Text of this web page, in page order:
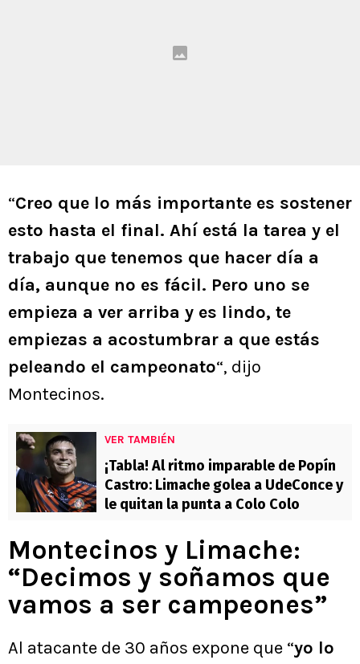
“Creo que lo más importante es sostener
esto hasta el final. Ahí está la tarea y el
trabajo que tenemos que hacer día a
día, aunque no es fácil. Pero uno se
empieza a ver arriba y es lindo, te
empiezas a acostumbrar a que estás
peleando el campeonato“, dijo
Montecinos.
VER TAMBIÉN
¡Tabla! Al ritmo imparable de Popín
Castro: Limache golea a UdeConce y
le quitan la punta a Colo Colo
Montecinos y Limache:
“Decimos y soñamos que
vamos a ser campeones”
Al atacante de 30 años expone que “yo lo